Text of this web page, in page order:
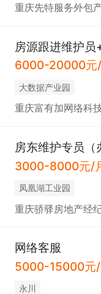
重庆先特服务外包
房源跟进维护
6000-20000元/
大数据产业园
重庆富有加网络科
3000-8000元/
凤凰湖工业园
重庆骄驿房地产经
网络客服
5000-15000元/
永川